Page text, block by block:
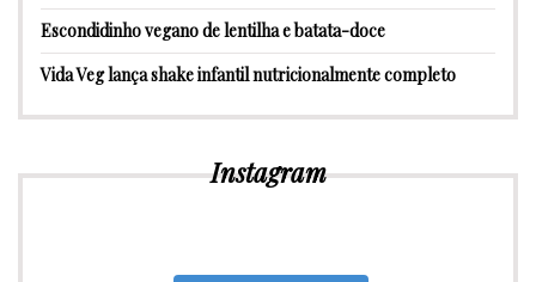
Escondidinho vegano de lentilha e batata-doce
Vida Veg lança shake infantil nutricionalmente completo
Instagram